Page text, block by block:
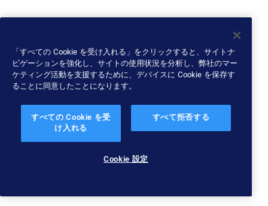
「すべての Cookie を受け入れる」をクリックすると、サイトナ
ビゲーションを強化し、サイトの使用状況を分析し、弊社のマー
ケティング活動を支援するために、デバイスに Cookie を保存す
ることに同意したことになります。
すべての Cookie を受
け入れる
すべて拒否する
Cookie 設定